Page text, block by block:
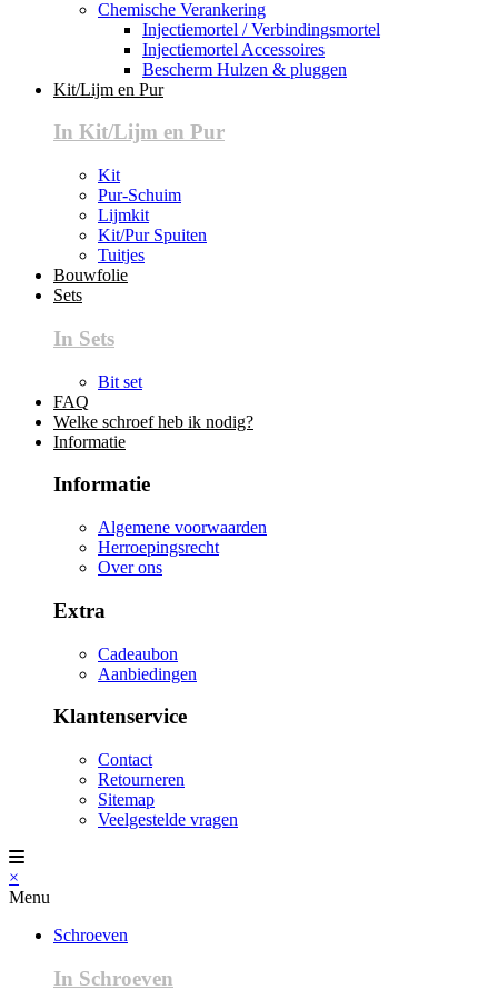
Chemische Verankering
Injectiemortel / Verbindingsmortel
Injectiemortel Accessoires
Bescherm Hulzen & pluggen
Kit/Lijm en Pur
In Kit/Lijm en Pur
Kit
Pur-Schuim
Lijmkit
Kit/Pur Spuiten
Tuitjes
Bouwfolie
Sets
In Sets
Bit set
FAQ
Welke schroef heb ik nodig?
Informatie
Informatie
Algemene voorwaarden
Herroepingsrecht
Over ons
Extra
Cadeaubon
Aanbiedingen
Klantenservice
Contact
Retourneren
Sitemap
Veelgestelde vragen
×
Menu
Schroeven
In Schroeven